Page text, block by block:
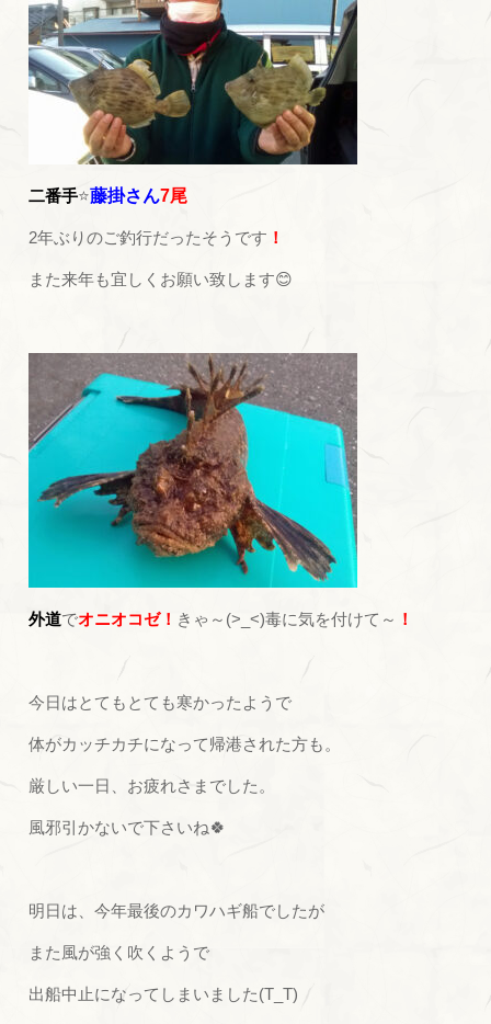
二番手⭐藤掛さん7尾
2年ぶりのご釣行だったそうです ！
また来年も宜しくお願い致します😊
外道でオニオコゼ！ きゃ～(>_<)毒に気を付けて～ ！
今日はとてもとても寒かったようで
体がカッチカチになって帰港された方も。
厳しい一日、お疲れさまでした。
風邪引かないで下さいね🍀
明日は、今年最後のカワハギ船でしたが
また風が強く吹くようで
出船中止になってしまいました(T_T)